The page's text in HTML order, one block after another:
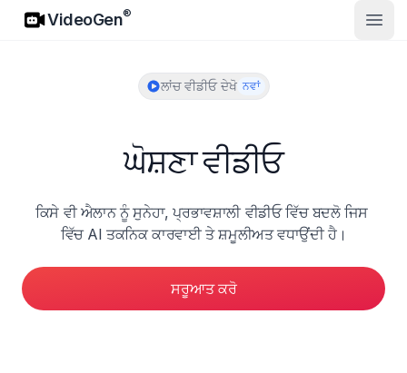
VideoGen
VideoGen®
ਮੁੱਖ
ਲਾਂਚ ਵੀਡੀਓ ਦੇਖੋ ਨਵਾਂ
ਘੋਸ਼ਣਾ ਵੀਡੀਓ
ਕਿਸੇ ਵੀ ਐਲਾਨ ਨੂੰ ਸੁਨੇਹਾ, ਪ੍ਰਭਾਵਸ਼ਾਲੀ ਵੀਡੀਓ ਵਿੱਚ ਬਦਲੋ ਜਿਸ
ਵਿੱਚ AI ਤਕਨਿਕ ਕਾਰਵਾਈ ਤੇ ਸ਼ਮੂਲੀਅਤ ਵਧਾਉਂਦੀ ਹੈ।
ਸਰੂਆਤ ਕਰੋ